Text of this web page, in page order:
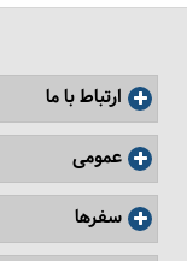
ارتباط با ما
عمومی
سفرها